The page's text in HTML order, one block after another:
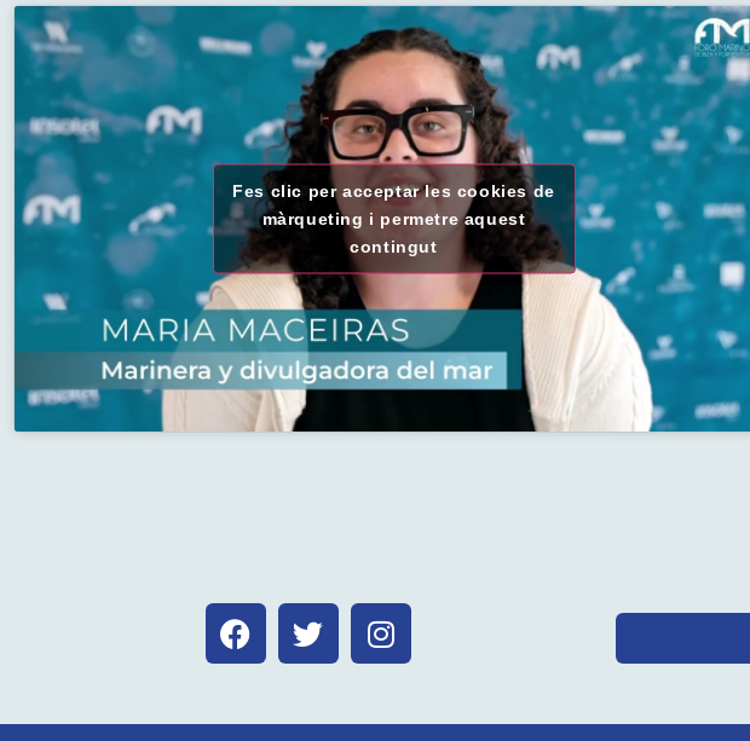
Fes clic per acceptar les cookies de
màrqueting i permetre aquest
contingut